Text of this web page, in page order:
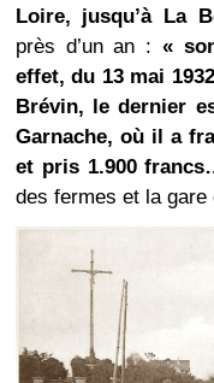
Loire, jusqu’à La
près d’un an :«
effet, du 13 mai
Brévin, le dernier
Garnache, où il a
et pris 1.900
des fermes et la gare